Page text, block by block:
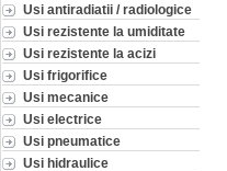
Usi antiradiatii / radiologice
Usi rezistente la umiditate
Usi rezistente la acizi
Usi frigorifice
Usi mecanice
Usi electrice
Usi pneumatice
Usi hidraulice